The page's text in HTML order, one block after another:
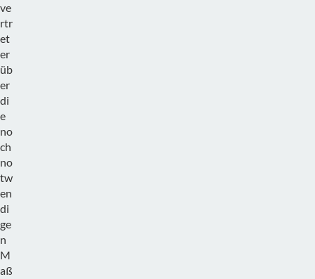
ve
rtr
et
er
üb
er
di
e
no
ch
no
tw
en
di
ge
n
M
aß